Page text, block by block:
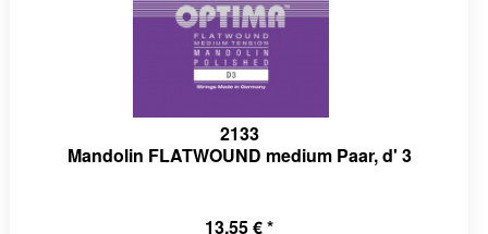
2133
Mandolin FLATWOUND medium Paar, d' 3
13,55 € *